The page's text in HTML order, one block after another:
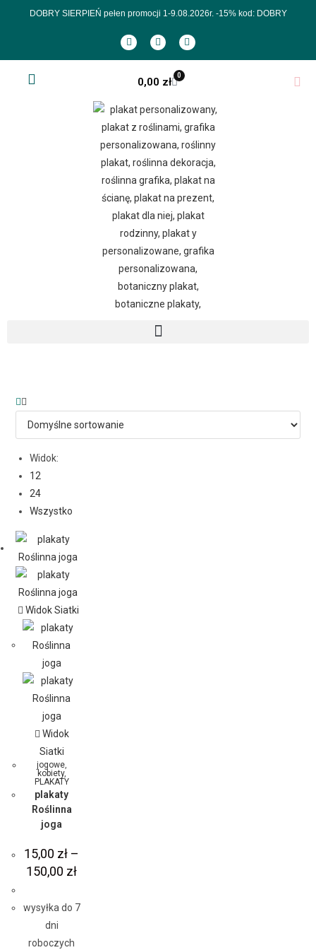
DOBRY SIERPIEŃ pełen promocji 1-9.08.2026r. -15% kod: DOBRY
0,00 zł
0
Widok:
12
24
Wszystko
Widok Siatki
Widok
Siatki
jogowe,
kobiety,
PLAKATY
plakaty
Roślinna
joga
15,00 zł –
150,00 zł
wysyłka do 7
dni
roboczych